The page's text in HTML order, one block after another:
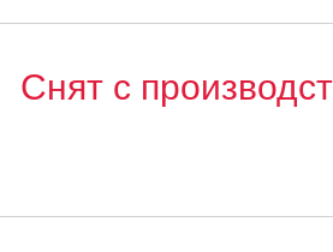
Снят с